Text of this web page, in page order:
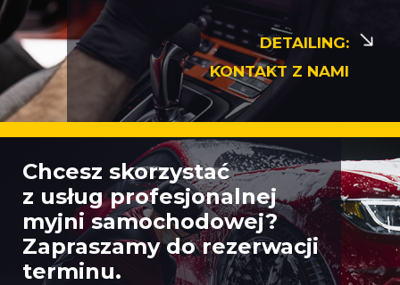
DETAILING:
KONTAKT Z NAMI
Chcesz skorzystać
z usług profesjonalnej
myjni samochodowej?
Zapraszamy do rezerwacji
terminu.